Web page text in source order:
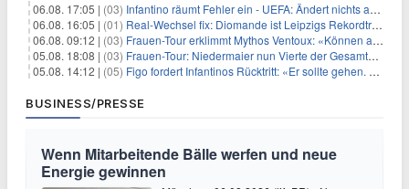
06.08. 17:05 | (03) Infantino räumt Fehler ein - UEFA: Ändert nichts an Boykott
06.08. 16:05 | (01) Real-Wechsel fix: Diomande ist Leipzigs Rekordtransfer
06.08. 09:12 | (03) Frauen-Tour erklimmt Mythos Ventoux: «Können alles schaffen»
05.08. 18:08 | (03) Frauen-Tour: Niedermaier nun Vierte der Gesamtwertung
05.08. 14:12 | (05) Figo fordert Infantinos Rücktritt: «Er sollte gehen. Jetzt»
BUSINESS/PRESSE
Wenn Mitarbeitende Bälle werfen und neue
Energie gewinnen